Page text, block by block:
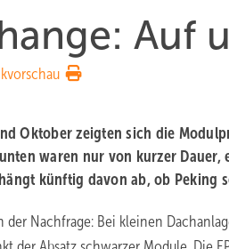
Auf
Oktober zeigten sich die
waren nur von kurzer Dauer,
künftig davon ab, ob Peking
der Nachfrage: Bei kleinen